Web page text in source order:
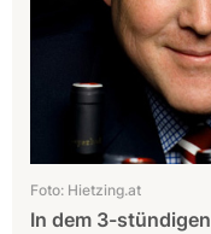
Foto: Hietzing.at
In dem 3-